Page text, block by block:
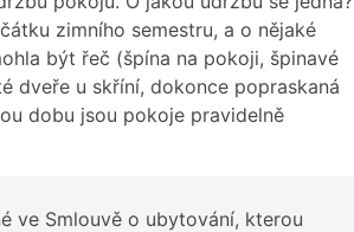
zimního semestru, a o nějaké
být řeč (špína na pokoji, špinavé
dveře u skříní, dokonce popraskaná
dobu jsou pokoje pravidelně
ve Smlouvě o ubytování, kterou